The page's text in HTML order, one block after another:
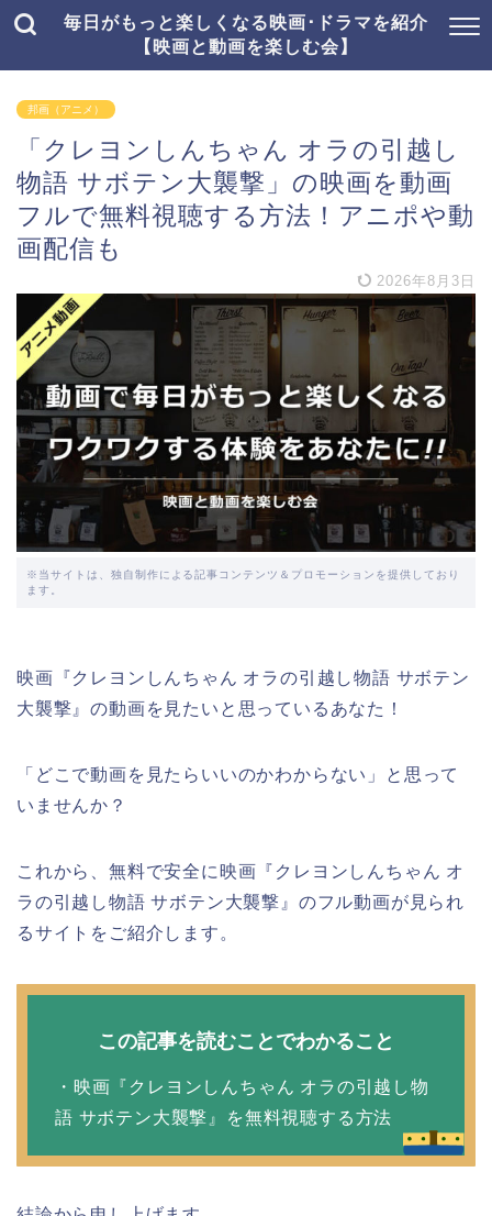
毎日がもっと楽しくなる映画･ドラマを紹介
【映画と動画を楽しむ会】
邦画（アニメ）
「クレヨンしんちゃん オラの引越し
物語 サボテン大襲撃」の映画を動画
フルで無料視聴する方法！アニポや動
画配信も
2026年8月3日
※当サイトは、独自制作による記事コンテンツ＆プロモーションを提供しており
ます。
映画『クレヨンしんちゃん オラの引越し物語 サボテン
大襲撃』の動画を見たいと思っているあなた！
「どこで動画を見たらいいのかわからない」と思って
いませんか？
これから、無料で安全に映画『クレヨンしんちゃん オ
ラの引越し物語 サボテン大襲撃』のフル動画が見られ
るサイトをご紹介します。
この記事を読むことでわかること
・映画『クレヨンしんちゃん オラの引越し物
語 サボテン大襲撃』を無料視聴する方法